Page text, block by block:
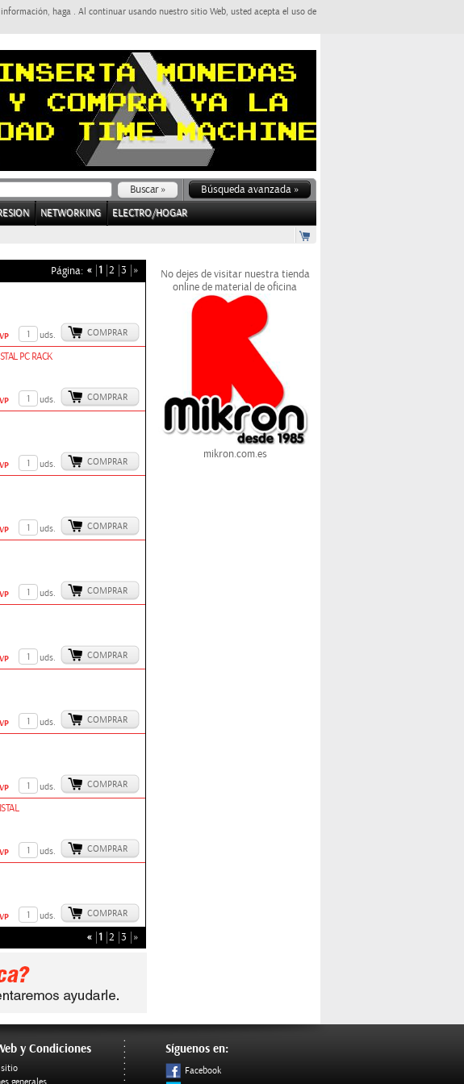
haga . Al continuar usando nuestro sitio Web, usted acepta el uso de
Búsqueda avanzada »
NETWORKING ELECTRO/HOGAR
Página: « 1 2 3 »
uds. COMPRAR
PC RACK
uds. COMPRAR
uds. COMPRAR
uds. COMPRAR
uds. COMPRAR
uds. COMPRAR
uds. COMPRAR
uds. COMPRAR
uds. COMPRAR
uds. COMPRAR
« 1 2 3 »
No dejes de visitar nuestra tienda
online de material de oficina
mikron.com.es
y Condiciones
sitio
Síguenos en:
Facebook